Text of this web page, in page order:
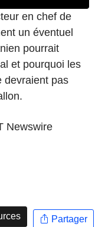
en chef de
un éventuel
pourrait
et pourquoi les
devraient pas
Newswire
Partager